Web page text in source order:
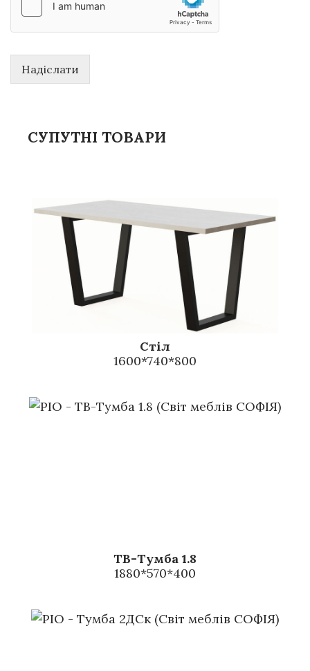
Надіслати
СУПУТНІ ТОВАРИ
Стіл
1600*740*800
ТВ-Тумба 1.8
1880*570*400